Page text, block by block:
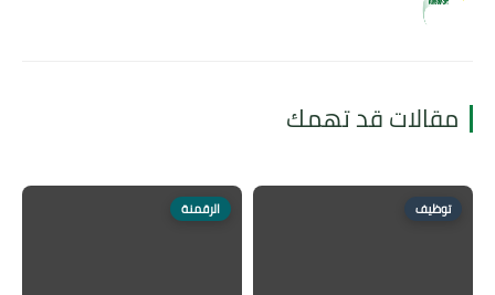
مقالات قد تهمك
توظيف الرقمنة